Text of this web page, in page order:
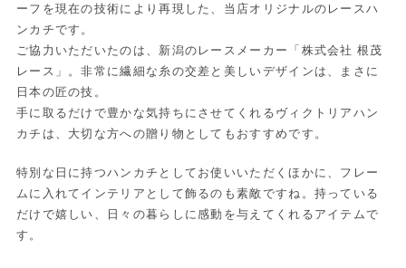
ーフを現在の技術により再現した、当店オリジナルのレースハ
ンカチです。
ご協力いただいたのは、新潟のレースメーカー「株式会社 根茂
レース」。非常に繊細な糸の交差と美しいデザインは、まさに
日本の匠の技。
手に取るだけで豊かな気持ちにさせてくれるヴィクトリアハン
カチは、大切な方への贈り物としてもおすすめです。
特別な日に持つハンカチとしてお使いいただくほかに、フレー
ムに入れてインテリアとして飾るのも素敵ですね。持っている
だけで嬉しい、日々の暮らしに感動を与えてくれるアイテムで
す。